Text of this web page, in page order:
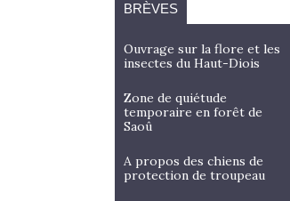
BRÈVES
Ouvrage sur la flore et les
insectes du Haut-Diois
Zone de quiétude
temporaire en forêt de
Saoû
A propos des chiens de
protection de troupeau